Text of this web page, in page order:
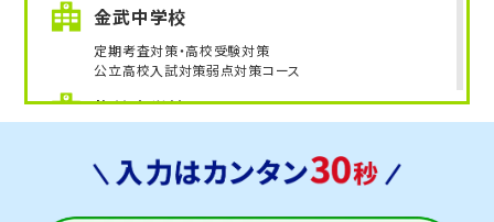
第一志望校合格を目指すなら、受験に強いトライに
お任せください！
教室長兼教育プランナー 沓掛 希美
金武中学校
定期考査対策・高校受験対策
公立高校入試対策弱点対策コース
梅林中学校
公立高校入試対策弱点対策コース